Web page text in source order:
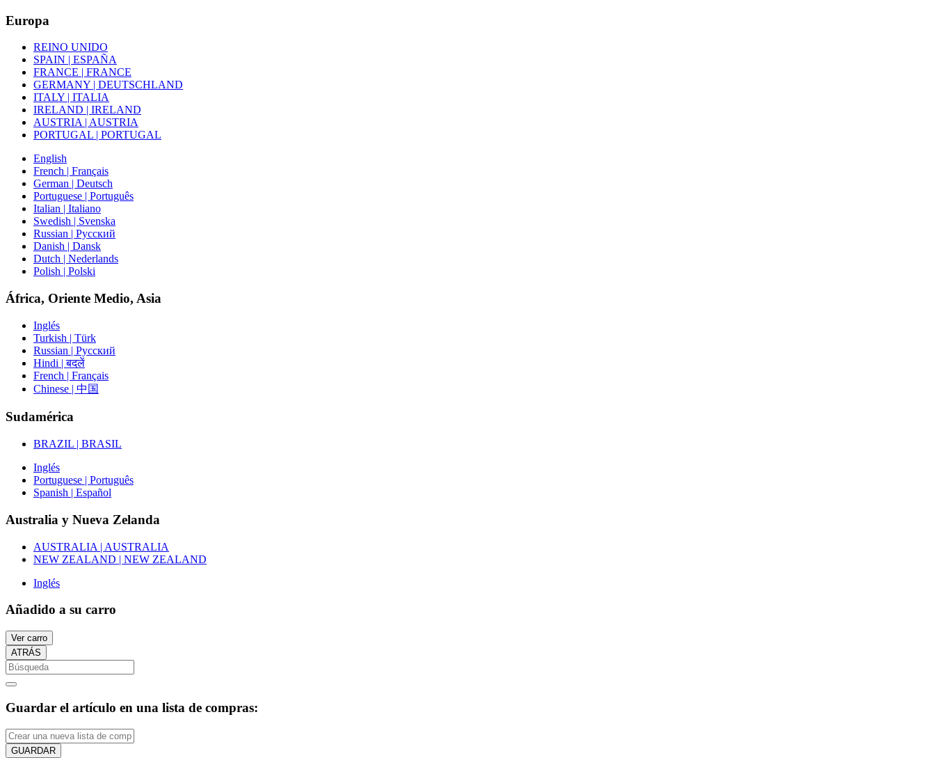
Europa
REINO UNIDO
SPAIN | ESPAÑA
FRANCE | FRANCE
GERMANY | DEUTSCHLAND
ITALY | ITALIA
IRELAND | IRELAND
AUSTRIA | AUSTRIA
PORTUGAL | PORTUGAL
English
French | Français
German | Deutsch
Portuguese | Português
Italian | Italiano
Swedish | Svenska
Russian | Русский
Danish | Dansk
Dutch | Nederlands
Polish | Polski
África, Oriente Medio, Asia
Inglés
Turkish | Türk
Russian | Русский
Hindi | बदलें
French | Français
Chinese | 中国
Sudamérica
BRAZIL | BRASIL
Inglés
Portuguese | Português
Spanish | Español
Australia y Nueva Zelanda
AUSTRALIA | AUSTRALIA
NEW ZEALAND | NEW ZEALAND
Inglés
Añadido a su carro
Ver carro
ATRÁS
Guardar el artículo en una lista de compras:
GUARDAR